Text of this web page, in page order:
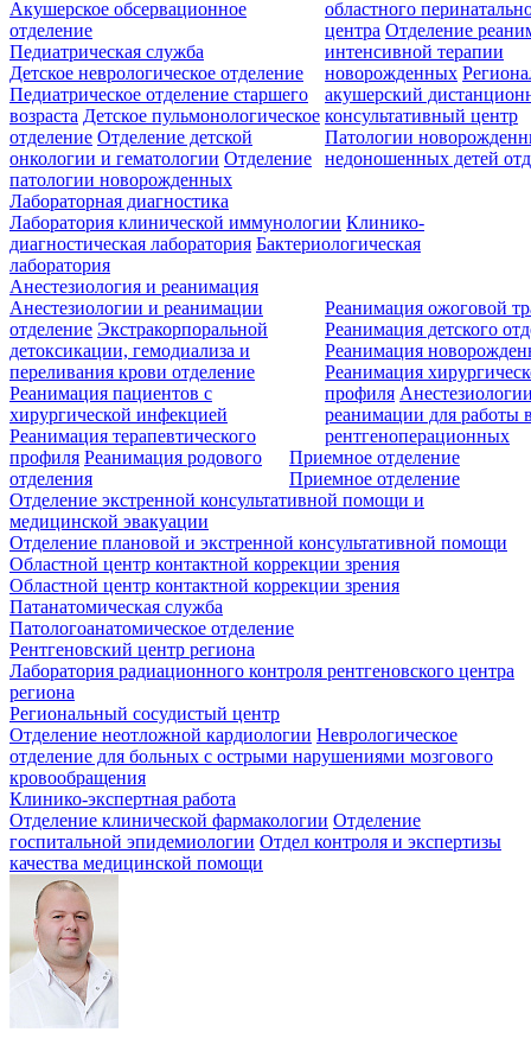
Акушерское обсервационное
отделение
областного
центра Отделение
интенсивной терапии
новорожденных
акушерский
консультативный центр
Патологии
недоношенных детей
Педиатрическая служба
Детское неврологическое отделение
Педиатрическое отделение старшего
возраста Детское пульмонологическое
отделение Отделение детской
онкологии и гематологии Отделение
патологии новорожденных
Лабораторная диагностика
Лаборатория клинической иммунологии Клинико-
диагностическая лаборатория Бактериологическая
лаборатория
Анестезиология и реанимация
Анестезиологии и реанимации
отделение Экстракорпоральной
детоксикации, гемодиализа и
переливания крови отделение
Реанимация пациентов с
хирургической инфекцией
Реанимация терапевтического
профиля Реанимация родового
отделения
Реанимация ожоговой
Реанимация детского
Реанимация
Реанимация
профиля
реанимации для работы
рентгеноперационных
Приемное отделение
Приемное отделение
Отделение экстренной консультативной помощи и
медицинской эвакуации
Отделение плановой и экстренной консультативной помощи
Областной центр контактной коррекции зрения
Областной центр контактной коррекции зрения
Патанатомическая служба
Патологоанатомическое отделение
Рентгеновский центр региона
Лаборатория радиационного контроля рентгеновского центра
региона
Региональный сосудистый центр
Отделение неотложной кардиологии Неврологическое
отделение для больных с острыми нарушениями мозгового
кровообращения
Клинико-экспертная работа
Отделение клинической фармакологии Отделение
госпитальной эпидемиологии Отдел контроля и экспертизы
качества медицинской помощи